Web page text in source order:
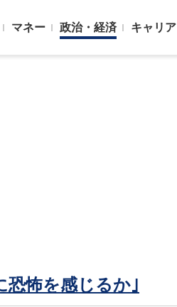
マネー 政治・経済 キャリア
恐怖を感じるか｣